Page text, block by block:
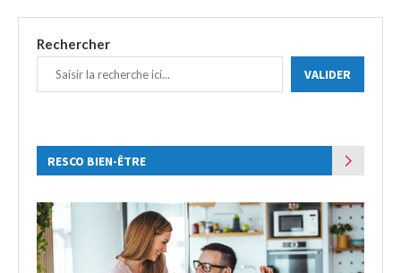
Rechercher
VALIDER
RESCO BIEN-ÊTRE